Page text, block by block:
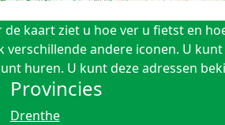
kaart ziet u hoe ver u fietst en
andere iconen. U
huren. U kunt deze adressen
Provincies
Drenthe